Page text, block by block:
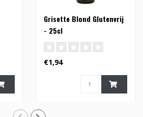
Grisette Blond Glutenvrij
- 25cl
€1,94